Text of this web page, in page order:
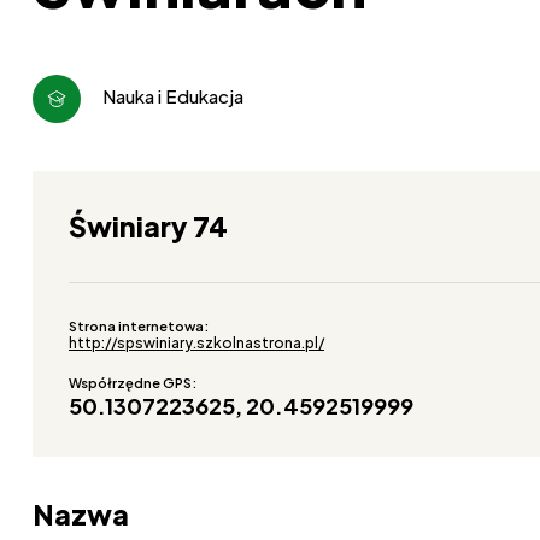
Nauka i Edukacja
Świniary 74
Strona internetowa:
http://spswiniary.szkolnastrona.pl/
Współrzędne GPS:
50.1307223625, 20.4592519999
Nazwa